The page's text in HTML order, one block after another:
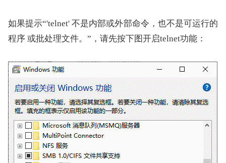
如果提示“'telnet' 不是内部或外部命令，也不是可运行的
程序 或批处理文件。”，请先按下图开启telnet功能：